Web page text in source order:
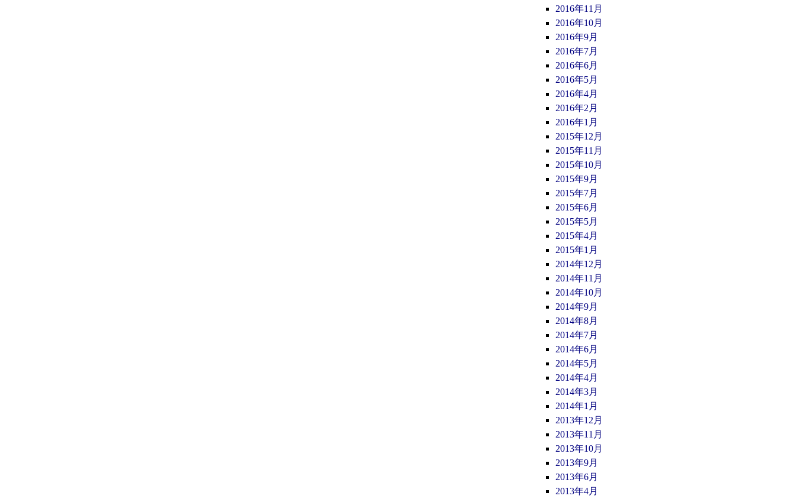
2016年11月
2016年10月
2016年9月
2016年7月
2016年6月
2016年5月
2016年4月
2016年2月
2016年1月
2015年12月
2015年11月
2015年10月
2015年9月
2015年7月
2015年6月
2015年5月
2015年4月
2015年1月
2014年12月
2014年11月
2014年10月
2014年9月
2014年8月
2014年7月
2014年6月
2014年5月
2014年4月
2014年3月
2014年1月
2013年12月
2013年11月
2013年10月
2013年9月
2013年6月
2013年4月